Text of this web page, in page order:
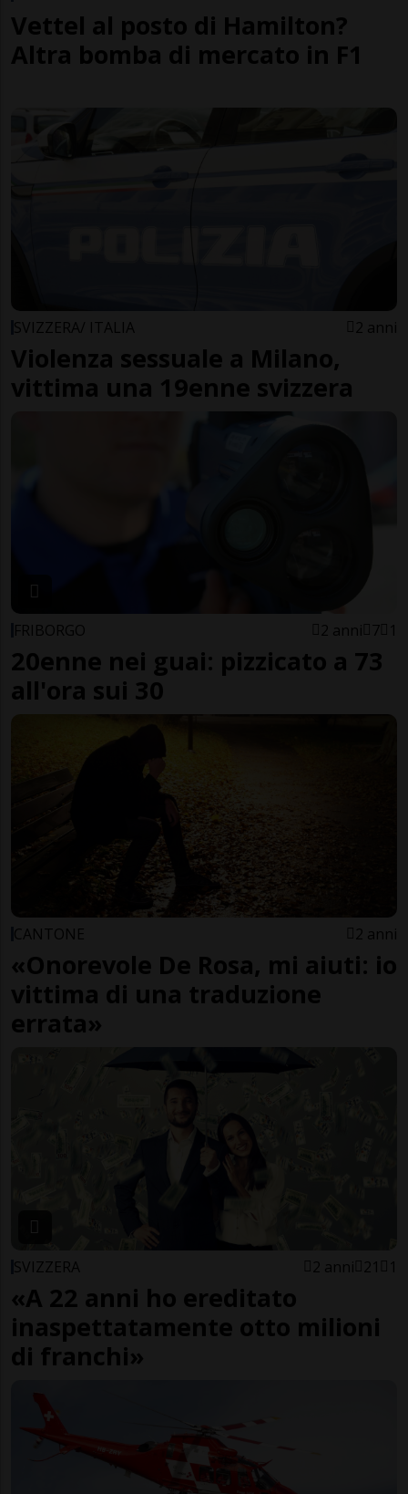
Vettel al posto di Hamilton?
Altra bomba di mercato in F1
SVIZZERA/ ITALIA 2 anni
Violenza sessuale a Milano,
vittima una 19enne svizzera
FRIBORGO 2 anni 7 1
20enne nei guai: pizzicato a 73
all'ora sui 30
CANTONE 2 anni
«Onorevole De Rosa, mi aiuti: io
vittima di una traduzione
errata»
SVIZZERA 2 anni 21 1
«A 22 anni ho ereditato
inaspettatamente otto milioni
di franchi»